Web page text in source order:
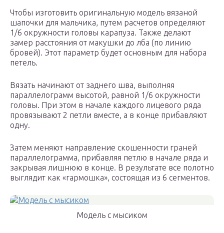
Чтобы изготовить оригинальную модель вязаной
шапочки для мальчика, путем расчетов определяют
1/6 окружности головы карапуза. Также делают
замер расстояния от макушки до лба (по линию
бровей). Этот параметр будет основным для набора
петель.
Вязать начинают от заднего шва, выполняя
параллелограмм высотой, равной 1/6 окружности
головы. При этом в начале каждого лицевого ряда
провязывают 2 петли вместе, а в конце прибавляют
одну.
Затем меняют направление скошенности граней
параллелограмма, прибавляя петлю в начале ряда и
закрывая лишнюю в конце. В результате все полотно
выглядит как «гармошка», состоящая из 6 сегментов.
Модель с мысиком